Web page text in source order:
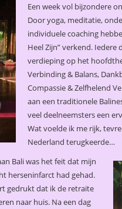
Een week vol bijzondere
Door yoga, meditatie,
individuele coaching
Heel Zijn” verkend. Iedere
verdieping op het
Verbinding & Balans,
Compassie & Zelfhelend
aan een traditionele
veel deelneemsters een
Wat voelde ik me rijk,
Nederland terugkeerde…
Bali was het feit dat mijn
herseninfarct had gehad.
gedrukt dat ik de retraite
naar huis. Na een dag